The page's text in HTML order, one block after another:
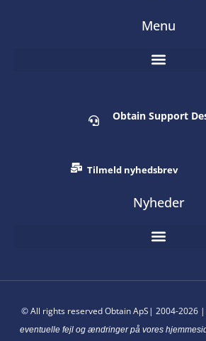
Menu
Obtain Support
Tilmeld nyhedsbrev
Nyheder
© All rights reserved Obtain ApS| 2004-2026 |
eventuelle fejl og ændringer på vores